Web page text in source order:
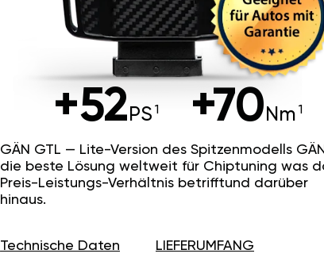
+52 PS +70 Nm
GÄN GTL — Lite-Version des Spitzenmodells
die beste Lösung weltweit für Chiptuning was
Preis-Leistungs-Verhältnis betrifftund darüber
hinaus.
Technische Daten LIEFERUMFANG